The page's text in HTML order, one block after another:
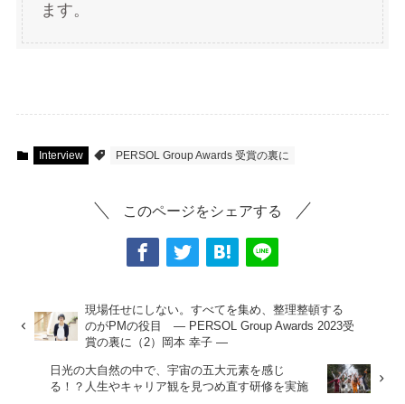
ます。
Interview PERSOL Group Awards 受賞の裏に
このページをシェアする
現場任せにしない。すべてを集め、整理整頓する
のがPMの役目 ― PERSOL Group Awards 2023受
賞の裏に（2）岡本 幸子 ―
日光の大自然の中で、宇宙の五大元素を感じ
る！？人生やキャリア観を見つめ直す研修を実施